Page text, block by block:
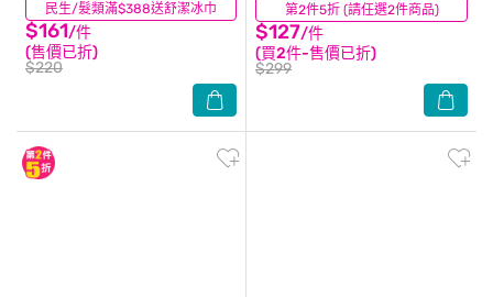
民生/髮類滿$388送舒潔冰巾
$161/件
(售價已折)
$220
(2) 第2件5折 (請任選2件商品)
$127/件
(買2件-售價已折)
$299
(5)